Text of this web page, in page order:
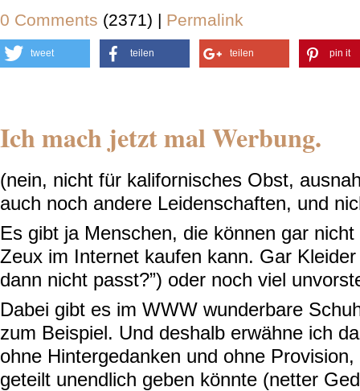
0 Comments (2371) | Permalink
tweet teilen teilen pin it
Ich mach jetzt mal Werbung.
(nein, nicht für kalifornisches Obst,
auch noch andere Leidenschaften, und
Es gibt ja Menschen, die können gar
Zeux im Internet kaufen kann. Gar
dann nicht passt?”) oder noch viel
Dabei gibt es im WWW wunderbare
zum Beispiel. Und deshalb erwähne ich
ohne Hintergedanken und ohne
geteilt unendlich geben könnte (netter